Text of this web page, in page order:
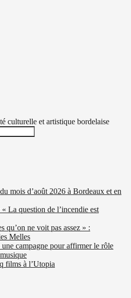
culturelle et artistique bordelaise
mois d’août 2026 à Bordeaux et en
La question de l’incendie est
qu’on ne voit pas assez » :
Melles
campagne pour affirmer le rôle
films à l’Utopia